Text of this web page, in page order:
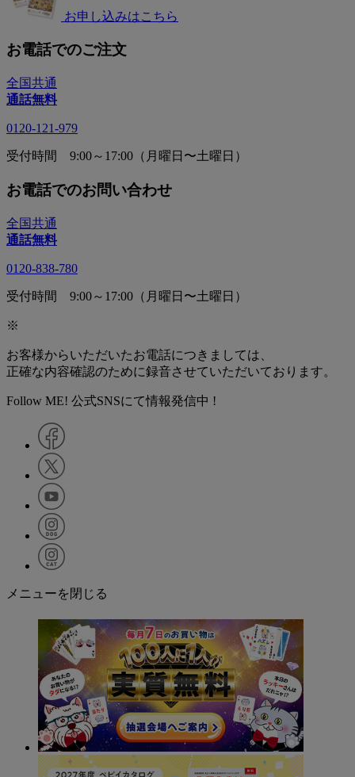
お申し込みはこちら
お電話でのご注文
全国共通
通話無料
0120-121-979
受付時間 9:00～17:00（月曜日〜土曜日）
お電話でのお問い合わせ
全国共通
通話無料
0120-838-780
受付時間 9:00～17:00（月曜日〜土曜日）
※
お客様からいただいたお電話につきましては、
正確な内容確認のために録音させていただいております。
Follow ME! 公式SNSにて情報発信中 !
メニューを閉じる